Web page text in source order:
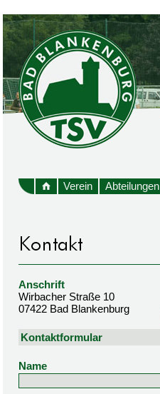
Verein Abteilungen
Anschrift
Wirbacher Straße 10
07422 Bad Blankenburg
Kontaktformular
Name